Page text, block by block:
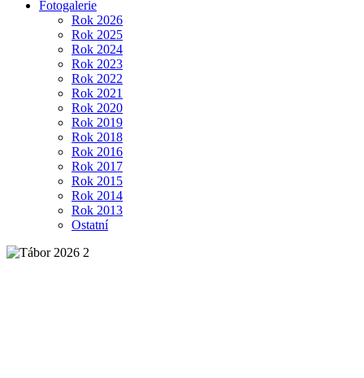
Fotogalerie
Rok 2026
Rok 2025
Rok 2024
Rok 2023
Rok 2022
Rok 2021
Rok 2020
Rok 2019
Rok 2018
Rok 2016
Rok 2017
Rok 2015
Rok 2014
Rok 2013
Ostatní